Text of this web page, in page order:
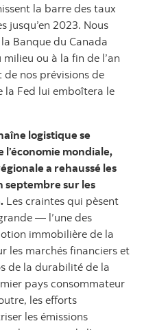
la barre des taux
jusqu’en 2023. Nous
Banque du Canada
ou à la fin de l’an
de nos prévisions de
la Fed lui emboîtera le
logistique se
l’économie mondiale,
a rehaussé les
septembre sur les
Les craintes qui pèsent
— l’une des
immobilière de la
les marchés financiers et
de la durabilité de la
pays consommateur
les efforts
les émissions